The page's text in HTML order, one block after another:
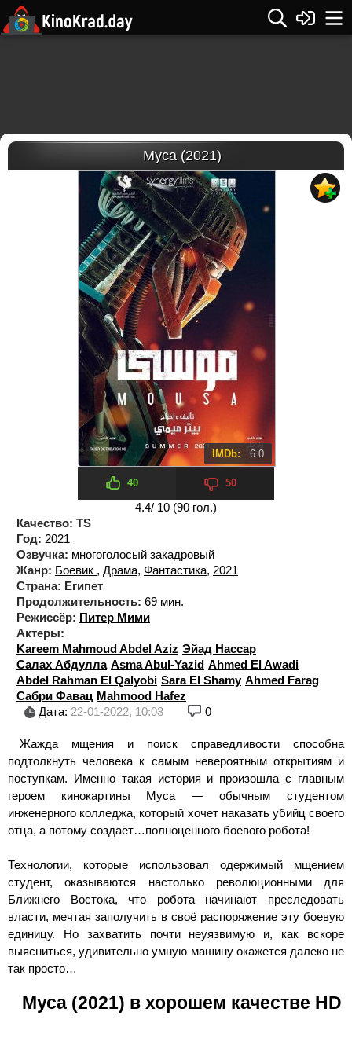
Муса (2021)
IMDb: 6.0
40 50
4.4/ 10 (90 гол.)
Качество: TS
Год: 2021
Озвучка: многоголосый закадровый
Жанр: Боевик , Драма, Фантастика, 2021
Страна: Египет
Продолжительность: 69 мин.
Режиссёр: Питер Мими
Актеры:
Kareem Mahmoud Abdel Aziz Эйад Нассар
Салах Абдулла Asma Abul-Yazid Ahmed El Awadi
Abdel Rahman El Qalyobi Sara El Shamy Ahmed Farag
Сабри Фавац Mahmood Hafez
Дата: 22-01-2022, 10:03 0
Жажда мщения и поиск справедливости способна
подтолкнуть человека к самым невероятным открытиям и
поступкам. Именно такая история и произошла с главным
героем кинокартины Муса — обычным студентом
инженерного колледжа, который хочет наказать убийц своего
отца, а потому создаёт…полноценного боевого робота!
Технологии, которые использовал одержимый мщением
студент, оказываются настолько революционными для
Ближнего Востока, что робота начинают преследовать
власти, мечтая заполучить в своё распоряжение эту боевую
единицу. Но захватить почти неуязвимую и, как вскоре
выясниться, удивительно умную машину окажется далеко не
так просто…
Муса (2021) в хорошем качестве HD